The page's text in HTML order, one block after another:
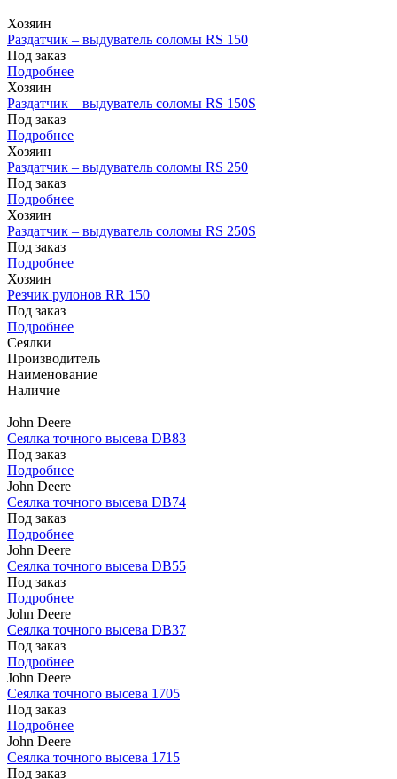
Хозяин
Раздатчик – выдуватель соломы RS 150
Под заказ
Подробнее
Хозяин
Раздатчик – выдуватель соломы RS 150S
Под заказ
Подробнее
Хозяин
Раздатчик – выдуватель соломы RS 250
Под заказ
Подробнее
Хозяин
Раздатчик – выдуватель соломы RS 250S
Под заказ
Подробнее
Хозяин
Резчик рулонов RR 150
Под заказ
Подробнее
Сеялки
Производитель
Наименование
Наличие
John Deere
Сеялка точного высева DB83
Под заказ
Подробнее
John Deere
Сеялка точного высева DB74
Под заказ
Подробнее
John Deere
Сеялка точного высева DB55
Под заказ
Подробнее
John Deere
Сеялка точного высева DB37
Под заказ
Подробнее
John Deere
Сеялка точного высева 1705
Под заказ
Подробнее
John Deere
Сеялка точного высева 1715
Под заказ